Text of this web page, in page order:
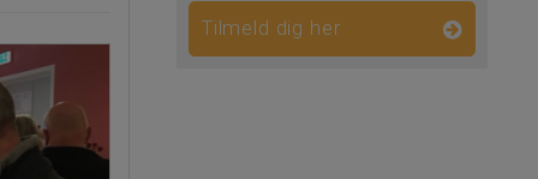
Tilmeld dig her